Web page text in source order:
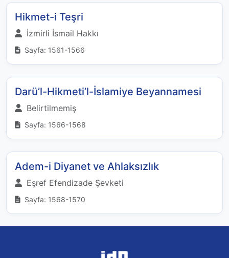
Hikmet-i Teşri
İzmirli İsmail Hakkı
Sayfa: 1561-1566
Darü’l-Hikmeti’l-İslamiye Beyannamesi
Belirtilmemiş
Sayfa: 1566-1568
Adem-i Diyanet ve Ahlaksızlık
Eşref Efendizade Şevketi
Sayfa: 1568-1570